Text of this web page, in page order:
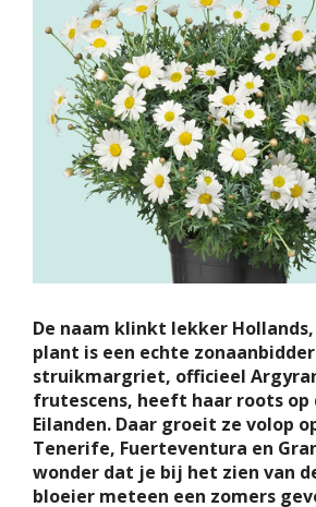
De naam klinkt lekker
plant is een echte
struikmargriet, officieel
frutescens, heeft haar roots op
Eilanden. Daar groeit ze volop
Tenerife, Fuerteventura en
wonder dat je bij het zien van
bloeier meteen een zomers